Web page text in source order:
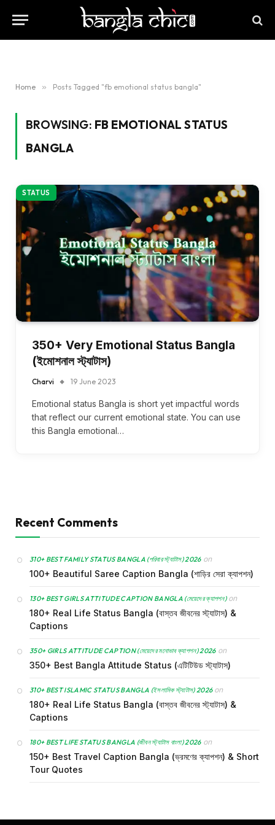
Home » Posts Tagged "fb emotional status bangla"
BROWSING: FB EMOTIONAL STATUS
BANGLA
STATUS
350+ Very Emotional Status Bangla
(ইমোশনাল স্ট্যাটাস)
Charvi 19 June 2023
Emotional status Bangla is short yet impactful words
that reflect our current emotional state. You can use
this Bangla emotional…
Recent Comments
310+ BEST FAMILY STATUS BANGLA (পরিবার স্ট্যাটাস) 2026on
100+ Beautiful Saree Caption Bangla (শাড়ির সেরা ক্যাপশন)
130+ BEST GIRLS ATTITUDE CAPTION BANGLA (মেয়েদের ক্যাপশন)on
180+ Real Life Status Bangla (বাস্তব জীবনের স্ট্যাটাস) &
Captions
350+ GIRLS ATTITUDE CAPTION (মেয়েদের মনোভাব ক্যাপশন) 2026on
350+ Best Bangla Attitude Status (এটিটিউড স্ট্যাটাস)
310+ BEST ISLAMIC STATUS BANGLA (ইসলামিক স্ট্যাটাস) 2026on
180+ Real Life Status Bangla (বাস্তব জীবনের স্ট্যাটাস) &
Captions
180+ BEST LIFE STATUS BANGLA (জীবন স্ট্যাটাস বাংলা) 2026on
150+ Best Travel Caption Bangla (ভ্রমণের ক্যাপশন) & Short
Tour Quotes